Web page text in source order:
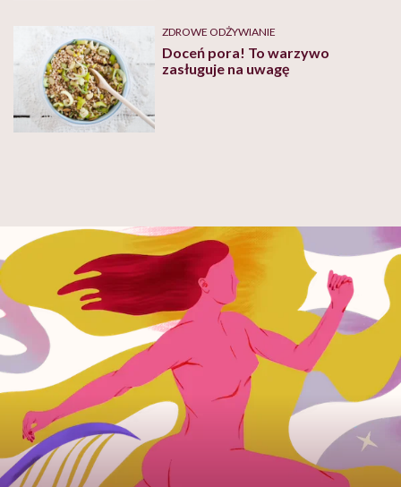
ZDROWE ODŻYWIANIE
Doceń pora! To warzywo
zasługuje na uwagę